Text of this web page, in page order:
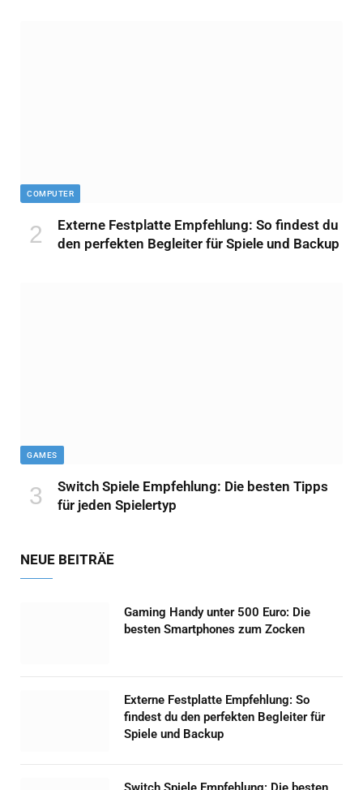
COMPUTER
Externe Festplatte Empfehlung: So findest du
den perfekten Begleiter für Spiele und Backup
GAMES
Switch Spiele Empfehlung: Die besten Tipps
für jeden Spielertyp
NEUE BEITRÄE
Gaming Handy unter 500 Euro: Die
besten Smartphones zum Zocken
Externe Festplatte Empfehlung: So
findest du den perfekten Begleiter für
Spiele und Backup